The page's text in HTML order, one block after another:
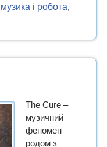
музика і робота,
The Cure –
музичний
феномен
родом з